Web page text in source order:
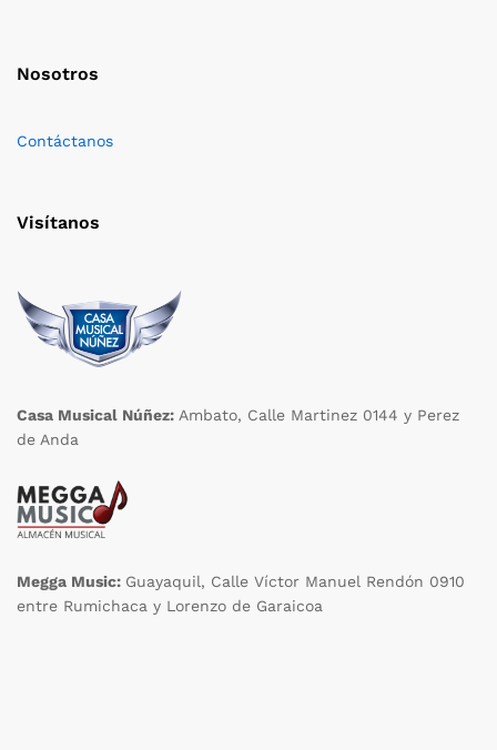
Nosotros
Contáctanos
Visítanos
Casa Musical Núñez: Ambato, Calle Martinez 0144 y Perez
de Anda
Megga Music: Guayaquil, Calle Víctor Manuel Rendón 0910
entre Rumichaca y Lorenzo de Garaicoa